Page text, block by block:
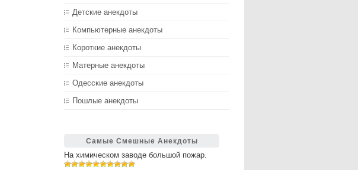
Детские анекдоты
Компьютерные анекдоты
Короткие анекдоты
Матерные анекдоты
Одесские анекдоты
Пошлые анекдоты
Самые Смешные Анекдоты
На химическом заводе большой пожар.